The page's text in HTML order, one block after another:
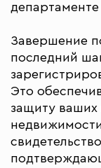
Завершение
последний
Это
защиту ваших